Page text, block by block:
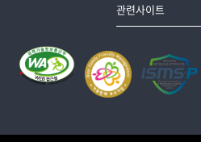
관련사이트